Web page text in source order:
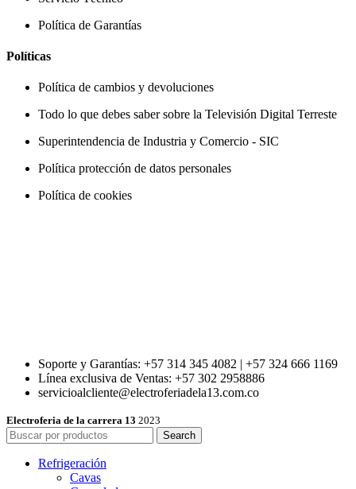
Política de Garantías
Políticas
Política de cambios y devoluciones
Todo lo que debes saber sobre la Televisión Digital Terreste
Superintendencia de Industria y Comercio - SIC
Política protección de datos personales
Política de cookies
Soporte y Garantías: +57 314 345 4082 | +57 324 666 1169
Línea exclusiva de Ventas: +57 302 2958886
servicioalcliente@electroferiadela13.com.co
Electroferia de la carrera 13 2023
Search
Refrigeración
Cavas